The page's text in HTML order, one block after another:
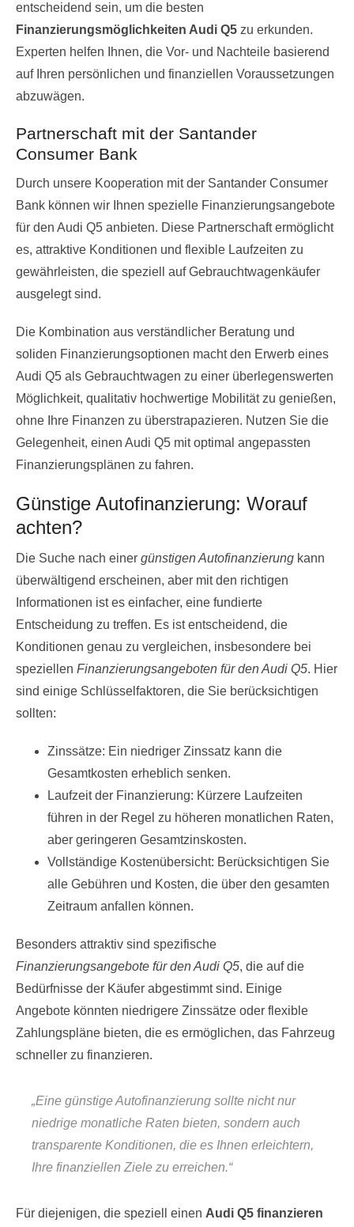
entscheidend sein, um die besten
Finanzierungsmöglichkeiten Audi Q5 zu erkunden.
Experten helfen Ihnen, die Vor- und Nachteile basierend
auf Ihren persönlichen und finanziellen Voraussetzungen
abzuwägen.
Partnerschaft mit der Santander
Consumer Bank
Durch unsere Kooperation mit der Santander Consumer
Bank können wir Ihnen spezielle Finanzierungsangebote
für den Audi Q5 anbieten. Diese Partnerschaft ermöglicht
es, attraktive Konditionen und flexible Laufzeiten zu
gewährleisten, die speziell auf Gebrauchtwagenkäufer
ausgelegt sind.
Die Kombination aus verständlicher Beratung und
soliden Finanzierungsoptionen macht den Erwerb eines
Audi Q5 als Gebrauchtwagen zu einer überlegenswerten
Möglichkeit, qualitativ hochwertige Mobilität zu genießen,
ohne Ihre Finanzen zu überstrapazieren. Nutzen Sie die
Gelegenheit, einen Audi Q5 mit optimal angepassten
Finanzierungsplänen zu fahren.
Günstige Autofinanzierung: Worauf
achten?
Die Suche nach einer günstigen Autofinanzierung kann
überwältigend erscheinen, aber mit den richtigen
Informationen ist es einfacher, eine fundierte
Entscheidung zu treffen. Es ist entscheidend, die
Konditionen genau zu vergleichen, insbesondere bei
speziellen Finanzierungsangeboten für den Audi Q5. Hier
sind einige Schlüsselfaktoren, die Sie berücksichtigen
sollten:
Zinssätze: Ein niedriger Zinssatz kann die
Gesamtkosten erheblich senken.
Laufzeit der Finanzierung: Kürzere Laufzeiten
führen in der Regel zu höheren monatlichen Raten,
aber geringeren Gesamtzinskosten.
Vollständige Kostenübersicht: Berücksichtigen Sie
alle Gebühren und Kosten, die über den gesamten
Zeitraum anfallen können.
Besonders attraktiv sind spezifische
Finanzierungsangebote für den Audi Q5, die auf die
Bedürfnisse der Käufer abgestimmt sind. Einige
Angebote könnten niedrigere Zinssätze oder flexible
Zahlungspläne bieten, die es ermöglichen, das Fahrzeug
schneller zu finanzieren.
„Eine günstige Autofinanzierung sollte nicht nur
niedrige monatliche Raten bieten, sondern auch
transparente Konditionen, die es Ihnen erleichtern,
Ihre finanziellen Ziele zu erreichen.“
Für diejenigen, die speziell einen Audi Q5 finanzieren